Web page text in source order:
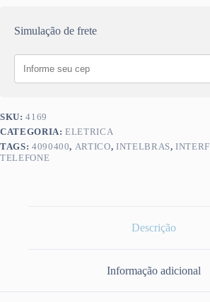
Simulação de frete
SKU:4169
CATEGORIA:ELETRICA
TAGS: 4090400, ARTICO, INTELBRAS,
TELEFONE
Descrição
Informação adicional